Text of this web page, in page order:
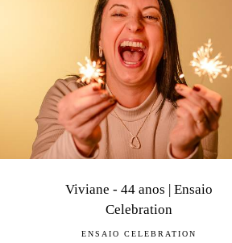
Viviane - 44 anos | Ensaio
Celebration
ENSAIO CELEBRATION